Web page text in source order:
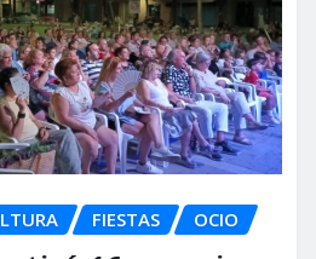
FIESTAS OCIO